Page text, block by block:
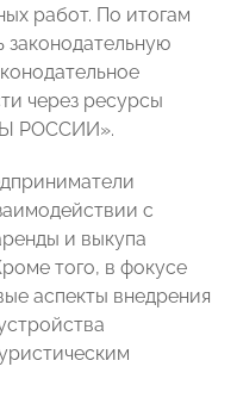
работ. По итогам
законодательную
через ресурсы
РОССИИ».
с
и выкупа
того, в фокусе
аспекты внедрения